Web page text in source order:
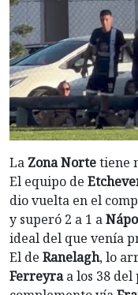
La Zona Nortetiene
El equipo de
dio vuelta en el
y superó 2 a 1 a
ideal del que venía
El de Ranelagh, lo
Ferreyraa los 38 del